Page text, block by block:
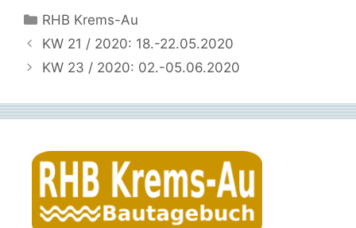
Kategorien
RHB Krems-Au
KW 21 / 2020: 18.-22.05.2020
KW 23 / 2020: 02.-05.06.2020